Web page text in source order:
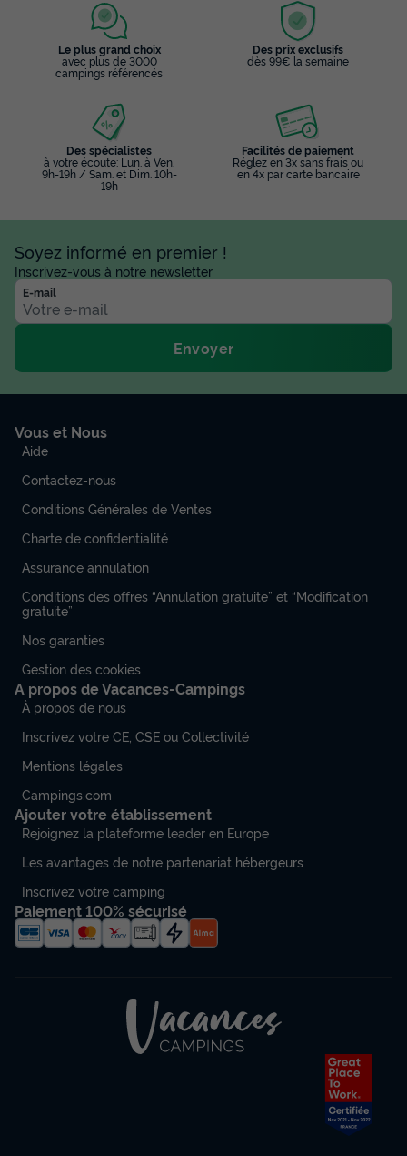
Le plus grand choix
avec plus de 3000
campings référencés
Des prix exclusifs
dès 99€ la semaine
Des spécialistes
à votre écoute: Lun. à Ven.
9h-19h / Sam. et Dim. 10h-
19h
Facilités de paiement
Réglez en 3x sans frais ou
en 4x par carte bancaire
Soyez informé en premier !
Inscrivez-vous à notre newsletter
E-mail
Envoyer
Vous et Nous
Aide
Contactez-nous
Conditions Générales de Ventes
Charte de confidentialité
Assurance annulation
Conditions des offres “Annulation gratuite” et “Modification
gratuite”
Nos garanties
Gestion des cookies
A propos de Vacances-Campings
À propos de nous
Inscrivez votre CE, CSE ou Collectivité
Mentions légales
Campings.com
Ajouter votre établissement
Rejoignez la plateforme leader en Europe
Les avantages de notre partenariat hébergeurs
Inscrivez votre camping
Paiement 100% sécurisé